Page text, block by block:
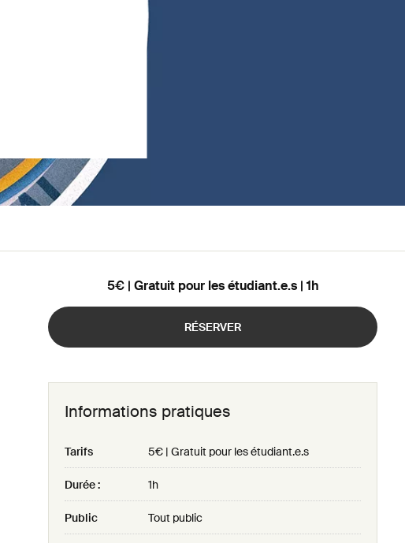
5€ | Gratuit pour les étudiant.e.s | 1h
RÉSERVER
Informations pratiques
Tarifs 5€ | Gratuit pour les étudiant.e.s
Durée : 1h
Public Tout public